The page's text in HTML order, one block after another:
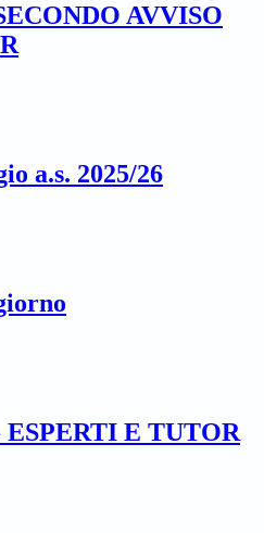
AVVISO
a.s. 2025/26
ESPERTI E TUTOR